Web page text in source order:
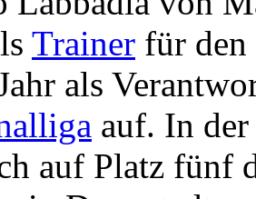
Trainer für den
als
auf. In
auf Platz fünf